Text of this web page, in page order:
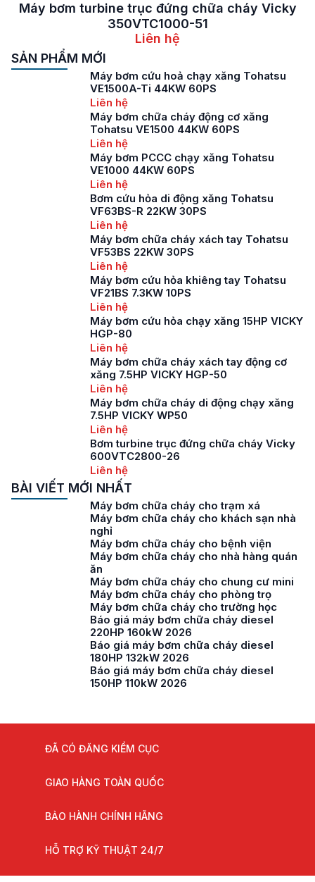
Máy bơm turbine trục đứng chữa cháy Vicky
350VTC1000-51
Liên hệ
SẢN PHẨM MỚI
Máy bơm cứu hoả chạy xăng Tohatsu
VE1500A-Ti 44KW 60PS
Liên hệ
Máy bơm chữa cháy động cơ xăng
Tohatsu VE1500 44KW 60PS
Liên hệ
Máy bơm PCCC chạy xăng Tohatsu
VE1000 44KW 60PS
Liên hệ
Bơm cứu hỏa di động xăng Tohatsu
VF63BS-R 22KW 30PS
Liên hệ
Máy bơm chữa cháy xách tay Tohatsu
VF53BS 22KW 30PS
Liên hệ
Máy bơm cứu hỏa khiêng tay Tohatsu
VF21BS 7.3KW 10PS
Liên hệ
Máy bơm cứu hỏa chạy xăng 15HP VICKY
HGP-80
Liên hệ
Máy bơm chữa cháy xách tay động cơ
xăng 7.5HP VICKY HGP-50
Liên hệ
Máy bơm chữa cháy di động chạy xăng
7.5HP VICKY WP50
Liên hệ
Bơm turbine trục đứng chữa cháy Vicky
600VTC2800-26
Liên hệ
BÀI VIẾT MỚI NHẤT
Máy bơm chữa cháy cho trạm xá
Máy bơm chữa cháy cho khách sạn nhà
nghỉ
Máy bơm chữa cháy cho bệnh viện
Máy bơm chữa cháy cho nhà hàng quán
ăn
Máy bơm chữa cháy cho chung cư mini
Máy bơm chữa cháy cho phòng trọ
Máy bơm chữa cháy cho trường học
Báo giá máy bơm chữa cháy diesel
220HP 160kW 2026
Báo giá máy bơm chữa cháy diesel
180HP 132kW 2026
Báo giá máy bơm chữa cháy diesel
150HP 110kW 2026
ĐÃ CÓ ĐĂNG KIỂM CỤC
GIAO HÀNG TOÀN QUỐC
BẢO HÀNH CHÍNH HÃNG
HỖ TRỢ KỸ THUẬT 24/7